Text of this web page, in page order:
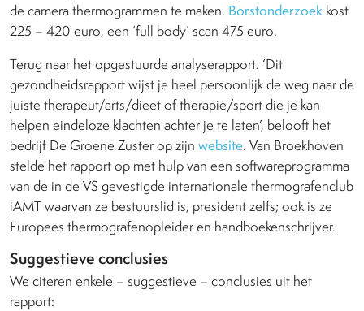
de camera thermogrammen te maken. Borstonderzoek kost
225 – 420 euro, een ‘full body’ scan 475 euro.
Terug naar het opgestuurde analyserapport. ‘Dit
gezondheidsrapport wijst je heel persoonlijk de weg naar de
juiste therapeut/arts/dieet of therapie/sport die je kan
helpen eindeloze klachten achter je te laten’, belooft het
bedrijf De Groene Zuster op zijn website. Van Broekhoven
stelde het rapport op met hulp van een softwareprogramma
van de in de VS gevestigde internationale thermografenclub
iAMT waarvan ze bestuurslid is, president zelfs; ook is ze
Europees thermografenopleider en handboekenschrijver.
Suggestieve conclusies
We citeren enkele – suggestieve – conclusies uit het
rapport: